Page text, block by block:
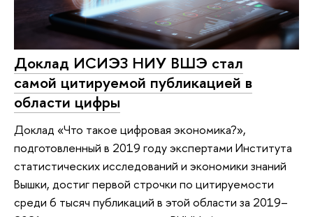
Доклад ИСИЭЗ НИУ ВШЭ стал
самой цитируемой публикацией в
области цифры
Доклад «Что такое цифровая экономика?»,
подготовленный в 2019 году экспертами Института
статистических исследований и экономики знаний
Вышки, достиг первой строчки по цитируемости
среди 6 тысяч публикаций в этой области за 2019–